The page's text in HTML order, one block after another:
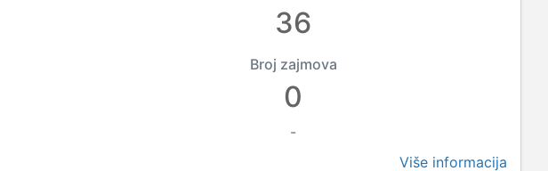
36
Broj zajmova
0
-
Više informacija